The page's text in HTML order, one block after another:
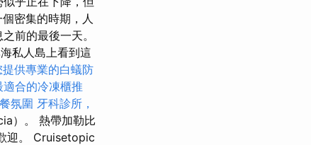
密集的時期，人
前的最後一天。
私人島上看到這
供專業的白蟻防
適合的冷凍櫃推
氛圍 牙科診所，
）。 熱帶加勒比
迎。 Cruisetopic